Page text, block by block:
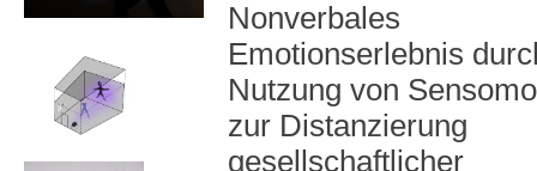
Nonverbales
Emotionserlebnis
Nutzung von
zur Distanzierung
gesellschaftlicher